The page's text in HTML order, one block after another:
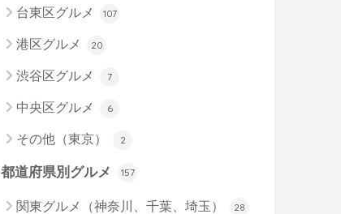
台東区グルメ 107
港区グルメ 20
渋谷区グルメ 7
中央区グルメ 6
その他（東京） 2
都道府県別グルメ 157
関東グルメ（神奈川、千葉、埼玉） 28